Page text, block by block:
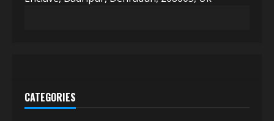
CATEGORIES